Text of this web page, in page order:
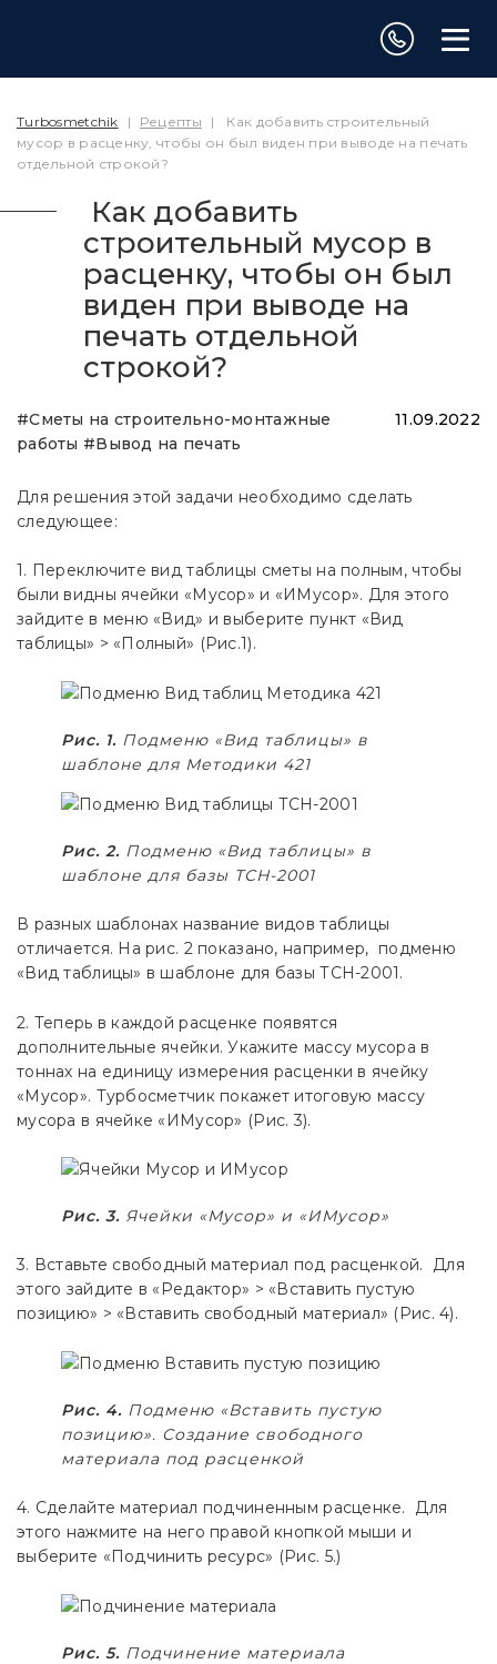
Turbosmetchik | Рецепты |
Как добавить строительный
мусор в расценку, чтобы он был виден при выводе на печать
отдельной строкой?
Как добавить
строительный мусор в
расценку, чтобы он был
виден при выводе на
печать отдельной
строкой?
#Сметы на строительно-монтажные
работы #Вывод на печать
11.09.2022
Для решения этой задачи необходимо сделать
следующее:
1. Переключите вид таблицы сметы на полным, чтобы
были видны ячейки «Мусор» и «ИМусор». Для этого
зайдите в меню «Вид» и выберите пункт «Вид
таблицы» > «Полный» (Рис.1).
Рис. 1. Подменю «Вид таблицы» в
шаблоне для Методики 421
Рис. 2. Подменю «Вид таблицы» в
шаблоне для базы ТСН-2001
В разных шаблонах название видов таблицы
отличается. На рис. 2 показано, например, подменю
«Вид таблицы» в шаблоне для базы ТСН-2001.
2. Теперь в каждой расценке появятся
дополнительные ячейки. Укажите массу мусора в
тоннах на единицу измерения расценки в ячейку
«Мусор». Турбосметчик покажет итоговую массу
мусора в ячейке «ИМусор» (Рис. 3).
Рис. 3. Ячейки «Мусор» и «ИМусор»
3. Вставьте свободный материал под расценкой. Для
этого зайдите в «Редактор» > «Вставить пустую
позицию» > «Вставить свободный материал» (Рис. 4).
Рис. 4. Подменю «Вставить пустую
позицию». Создание свободного
материала под расценкой
4. Сделайте материал подчиненным расценке. Для
этого нажмите на него правой кнопкой мыши и
выберите «Подчинить ресурс» (Рис. 5.)
Рис. 5. Подчинение материала